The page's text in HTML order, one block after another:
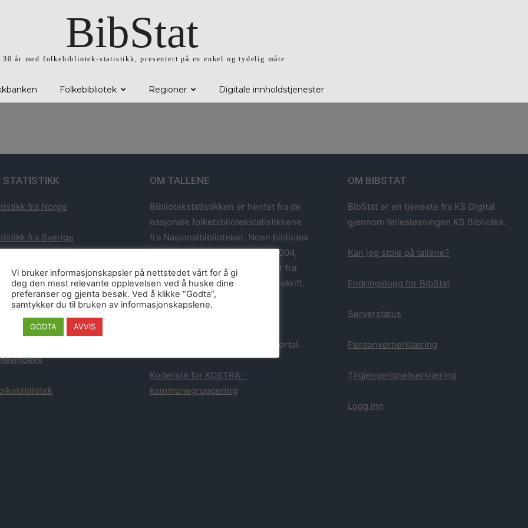
BibStat
år med folkebibliotek-statistikk, presentert på en enkel og tydelig måte
Folkebibliotek Regioner Digitale innholdstjenester
STATISTIKK
fra Norge
fra Sverige
fra Danmark
fra Finland
for Biblioteksøk
OM TALLENE
Bibliotekstatistikken er hentet fra de
nasjonale folkebibliotekstatistikkene
fra Nasjonalbiblioteket. Noen bibliotek
har utvalgt statistikk fra 1993-2004,
dette stammer fra publikasjoner fra
Statens bibliotektilsyn og ABM-skrift.
leverandørens egen statistikkportal.
Kodeliste for KOSTRA -
kommunegruppering
OM BIBSTAT
BibStat er en tjeneste fra KS Digital
gjennom fellesløsningen KS Bibliotek.
Kan jeg stole på tallene?
Endringslogg for BibStat
Serverstatus
Personvernerklæring
Tilgjengelighetserklæring
Logg inn
Vi bruker informasjonskapsler på nettstedet vårt for å gi
deg den mest relevante opplevelsen ved å huske dine
preferanser og gjenta besøk. Ved å klikke “Godta”,
samtykker du til bruken av informasjonskapslene.
GODTA AVVIS